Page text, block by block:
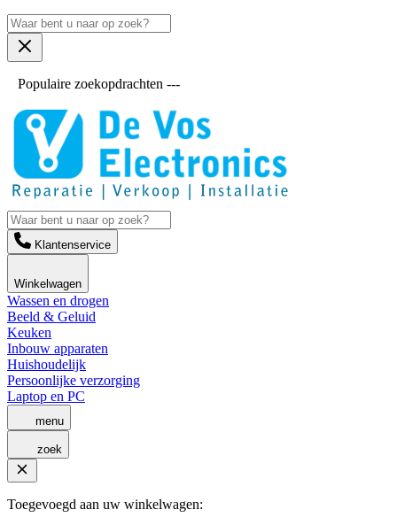
Populaire zoekopdrachten ---
Klantenservice
Winkelwagen
Wassen en drogen
Beeld & Geluid
Keuken
Inbouw apparaten
Huishoudelijk
Persoonlijke verzorging
Laptop en PC
menu
zoek
Toegevoegd aan uw winkelwagen: